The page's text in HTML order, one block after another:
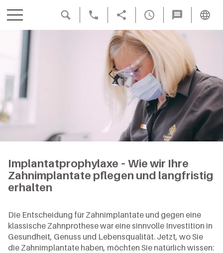
YOUTUBE
Zahngesundheit
Baden-Baden
Übersicht
Team
Villa
Seldeneck
Medical
Bewertungen
Implantologie
Chirurgie
Implantologie
Feste
Zähne
an
einem
Sofortimplantation
Chirurgie
Periimplantitis-
Konzept
Ästhetische
Zahnheilkunde
Ästhetik-
Check
Veneers
Übersicht
Prophylaxe
Aktuelles
Übersicht
Newsletter
Implantatprophylaxe – Wie wir Ihre
Zahnimplantate pflegen und langfristig
erhalten
Die Entscheidung für Zahnimplantate und gegen eine
klassische Zahnprothese war eine sinnvolle Investition in
Gesundheit, Genuss und Lebensqualität. Jetzt, wo Sie
die Zahnimplantate haben, möchten Sie natürlich wissen: